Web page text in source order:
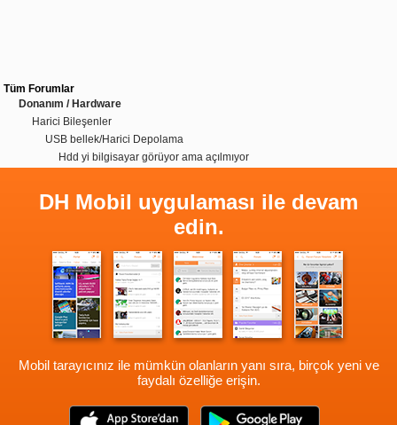
Tüm Forumlar
Donanım / Hardware
Harici Bileşenler
USB bellek/Harici Depolama
Hdd yi bilgisayar görüyor ama açılmıyor
DH Mobil uygulaması ile devam
edin.
Mobil tarayıcınız ile mümkün olanların yanı sıra, birçok yeni ve
faydalı özelliğe erişin.